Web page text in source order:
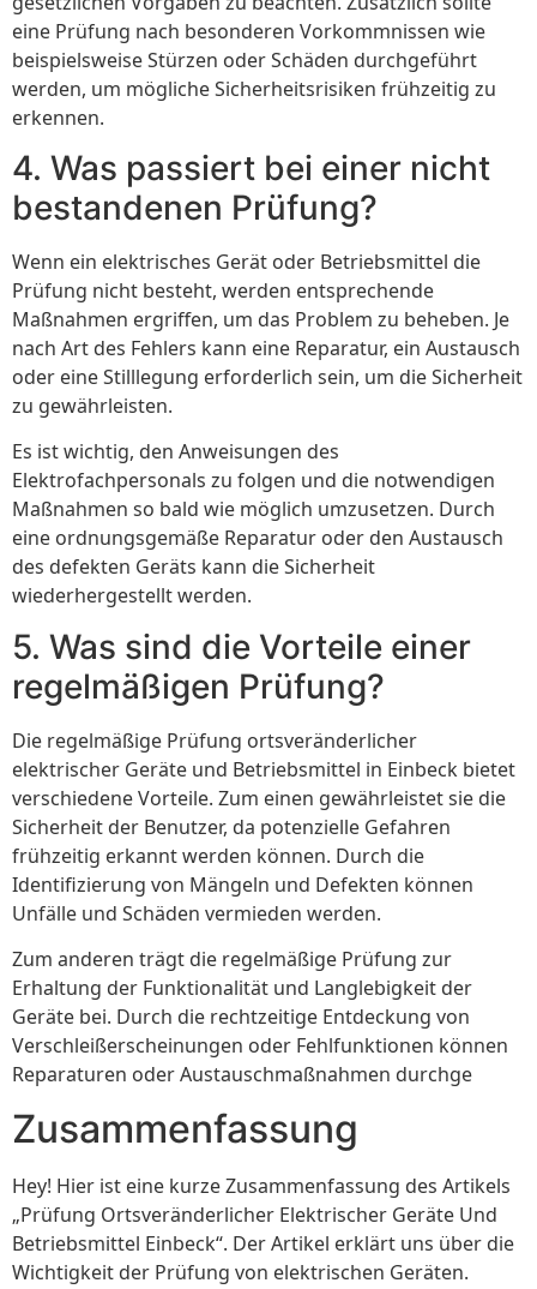
eine Prüfung nach besonderen Vorkommnissen wie
beispielsweise Stürzen oder Schäden durchgeführt
werden, um mögliche Sicherheitsrisiken frühzeitig zu
erkennen.
4. Was passiert bei einer nicht
bestandenen Prüfung?
Wenn ein elektrisches Gerät oder Betriebsmittel die
Prüfung nicht besteht, werden entsprechende
Maßnahmen ergriffen, um das Problem zu beheben. Je
nach Art des Fehlers kann eine Reparatur, ein Austausch
oder eine Stilllegung erforderlich sein, um die Sicherheit
zu gewährleisten.
Es ist wichtig, den Anweisungen des
Elektrofachpersonals zu folgen und die notwendigen
Maßnahmen so bald wie möglich umzusetzen. Durch
eine ordnungsgemäße Reparatur oder den Austausch
des defekten Geräts kann die Sicherheit
wiederhergestellt werden.
5. Was sind die Vorteile einer
regelmäßigen Prüfung?
Die regelmäßige Prüfung ortsveränderlicher
elektrischer Geräte und Betriebsmittel in Einbeck bietet
verschiedene Vorteile. Zum einen gewährleistet sie die
Sicherheit der Benutzer, da potenzielle Gefahren
frühzeitig erkannt werden können. Durch die
Identifizierung von Mängeln und Defekten können
Unfälle und Schäden vermieden werden.
Zum anderen trägt die regelmäßige Prüfung zur
Erhaltung der Funktionalität und Langlebigkeit der
Geräte bei. Durch die rechtzeitige Entdeckung von
Verschleißerscheinungen oder Fehlfunktionen können
Reparaturen oder Austauschmaßnahmen durchge
Zusammenfassung
Hey! Hier ist eine kurze Zusammenfassung des Artikels
„Prüfung Ortsveränderlicher Elektrischer Geräte Und
Betriebsmittel Einbeck“. Der Artikel erklärt uns über die
Wichtigkeit der Prüfung von elektrischen Geräten.